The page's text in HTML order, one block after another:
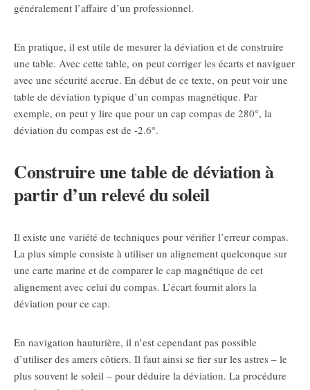
généralement l’affaire d’un professionnel.
En pratique, il est utile de mesurer la déviation et de construire
une table. Avec cette table, on peut corriger les écarts et naviguer
avec une sécurité accrue. En début de ce texte, on peut voir une
table de déviation typique d’un compas magnétique. Par
exemple, on peut y lire que pour un cap compas de 280°, la
déviation du compas est de -2.6°.
Construire une table de déviation à
partir d’un relevé du soleil
Il existe une variété de techniques pour vérifier l’erreur compas.
La plus simple consiste à utiliser un alignement quelconque sur
une carte marine et de comparer le cap magnétique de cet
alignement avec celui du compas. L’écart fournit alors la
déviation pour ce cap.
En navigation hauturière, il n’est cependant pas possible
d’utiliser des amers côtiers. Il faut ainsi se fier sur les astres – le
plus souvent le soleil – pour déduire la déviation. La procédure